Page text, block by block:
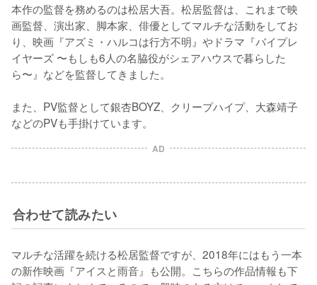
本作の監督を務めるのは松居大吾。松居監督は、これまで映
画監督、演出家、脚本家、俳優としてマルチな活動をしてお
り、映画『アズミ・ハルコは行方不明』やドラマ『バイプレ
イヤーズ 〜もしも6人の名脇役がシェアハウスで暮らした
ら〜』などを監督してきました。
また、PV監督として銀杏BOYZ、クリープハイプ、大森靖子
などのPVも手掛けています。
AD
合わせて読みたい
マルチな活躍を続ける松居監督ですが、2018年にはもう一本
の新作映画『アイスと雨音』も公開。こちらの作品情報も下